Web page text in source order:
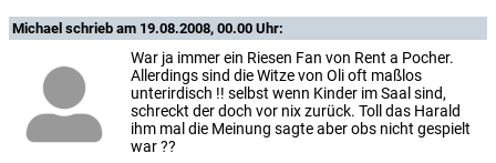
Michael schrieb am 19.08.2008, 00.00 Uhr:
War ja immer ein Riesen Fan von Rent a Pocher.
Allerdings sind die Witze von Oli oft maßlos
unterirdisch !! selbst wenn Kinder im Saal sind,
schreckt der doch vor nix zurück. Toll das Harald
ihm mal die Meinung sagte aber obs nicht gespielt
war ??